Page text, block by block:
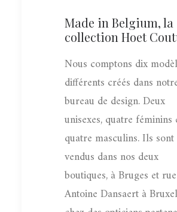
Made in Belgium, la
collection Hoet
Nous comptons dix
différents créés dans
bureau de design. Deux
unisexes, quatre féminins
quatre masculins. Ils sont
vendus dans nos deux
boutiques, à Bruges et rue
Antoine Dansaert à